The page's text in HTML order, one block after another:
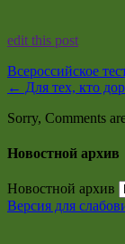
edit this post
Всероссийское
← Для тех, кто
Sorry, Comments
Новостной архив
Новостной архив
Версия для